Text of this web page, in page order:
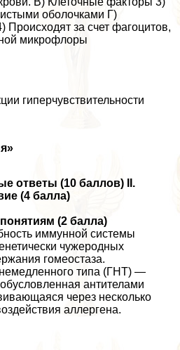
оболочками Г)
за счет фагоцитов,
микрофлоры
гиперчувствительности
ответы (10 баллов) II.
(4 балла)
(2 балла)
иммунной системы
чужеродных
гомеостаза.
немедленного типа (ГНТ) —
антителами
через несколько
аллергена.